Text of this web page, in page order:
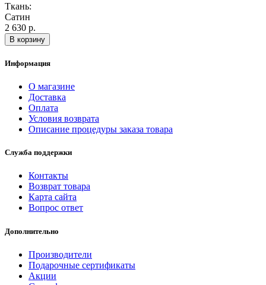
Ткань:
Сатин
2 630 р.
В корзину
Информация
О магазине
Доставка
Оплата
Условия возврата
Описание процедуры заказа товара
Служба поддержки
Контакты
Возврат товара
Карта сайта
Вопрос ответ
Дополнительно
Производители
Подарочные сертификаты
Акции